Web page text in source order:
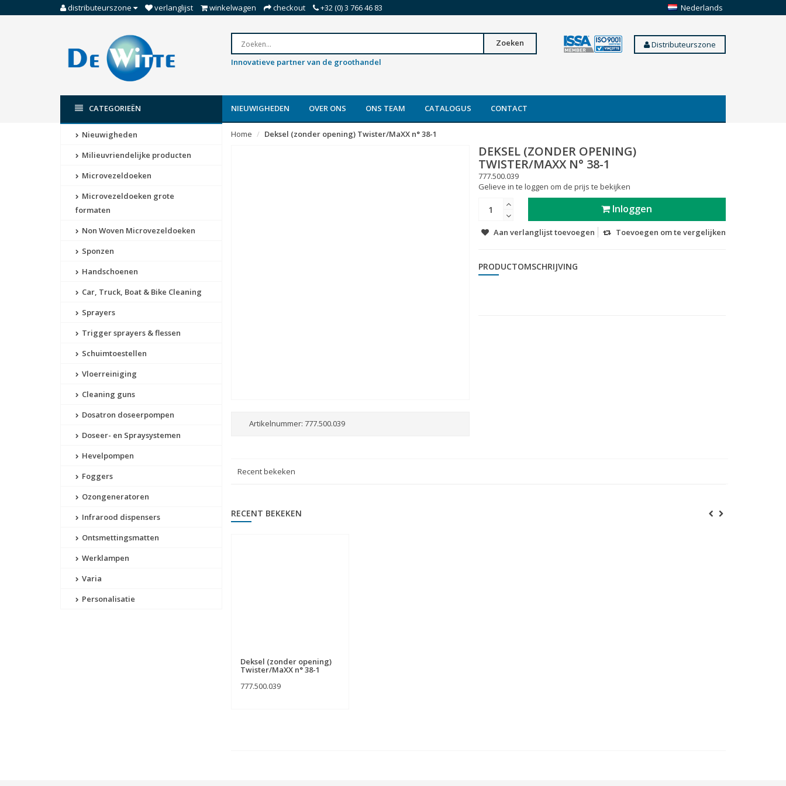
distributeurszone verlanglijst winkelwagen checkout +32 (0) 3 766 46 83 Nederlands
Zoeken
Innovatieve partner van de groothandel
Distributeurszone
CATEGORIEËN NIEUWIGHEDEN OVER ONS ONS TEAM CATALOGUS CONTACT
Nieuwigheden
Milieuvriendelijke producten
Microvezeldoeken
Microvezeldoeken grote
formaten
Non Woven Microvezeldoeken
Sponzen
Handschoenen
Car, Truck, Boat & Bike Cleaning
Sprayers
Trigger sprayers & flessen
Schuimtoestellen
Vloerreiniging
Cleaning guns
Dosatron doseerpompen
Doseer- en Spraysystemen
Hevelpompen
Foggers
Ozongeneratoren
Infrarood dispensers
Ontsmettingsmatten
Werklampen
Varia
Personalisatie
Home Deksel (zonder opening) Twister/MaXX n° 38-1
Artikelnummer: 777.500.039
DEKSEL (ZONDER OPENING)
TWISTER/MAXX N° 38-1
777.500.039
Gelieve in te loggen om de prijs te bekijken
Inloggen
Aan verlanglijst toevoegen Toevoegen om te vergelijken
PRODUCTOMSCHRIJVING
Recent bekeken
RECENT BEKEKEN
Deksel (zonder opening)
Twister/MaXX n° 38-1
777.500.039